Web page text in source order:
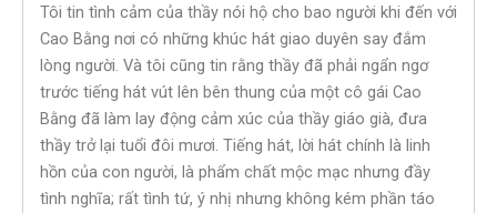
Tôi tin tình cảm của thầy nói hộ cho bao người khi đến với
Cao Bằng nơi có những khúc hát giao duyên say đắm
lòng người. Và tôi cũng tin rằng thầy đã phải ngẩn ngơ
trước tiếng hát vút lên bên thung của một cô gái Cao
Bằng đã làm lay động cảm xúc của thầy giáo già, đưa
thầy trở lại tuổi đôi mươi. Tiếng hát, lời hát chính là linh
hồn của con người, là phẩm chất mộc mạc nhưng đầy
tình nghĩa; rất tình tứ, ý nhị nhưng không kém phần táo